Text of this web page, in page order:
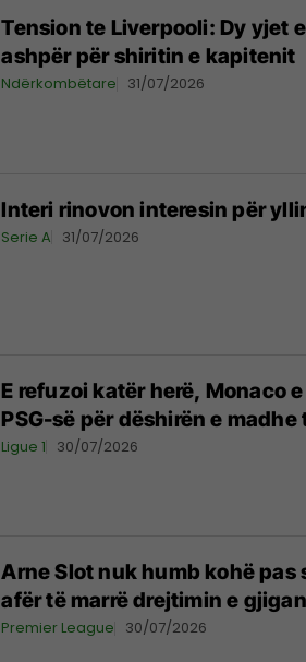
Tension te Liverpooli: Dy yjet
ashpër për shiritin e kapitenit
Ndërkombëtare 31/07/2026
Interi rinovon interesin për
Serie A 31/07/2026
E refuzoi katër herë, Monaco
PSG-së për dëshirën e
Ligue 1 30/07/2026
Arne Slot nuk humb kohë
afër të marrë drejtimin e
Premier League 30/07/2026